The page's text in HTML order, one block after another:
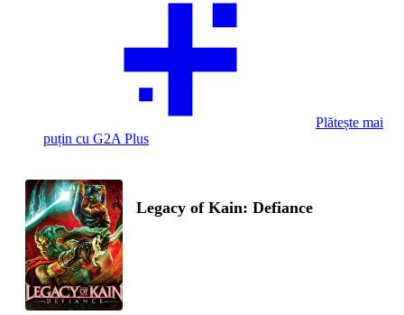
Plătește mai
puțin cu G2A Plus
Legacy of Kain: Defiance